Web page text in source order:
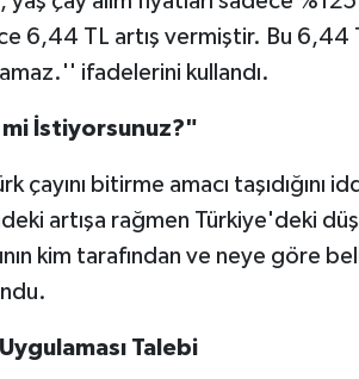
6,44 TL artış vermiştir. Bu 6,44
ifadelerini kullandı.
mi İstiyorsunuz?"
çayını bitirme amacı taşıdığını
artışa rağmen Türkiye'deki
kim tarafından ve neye göre
Talebi